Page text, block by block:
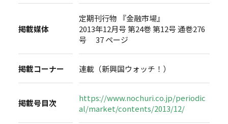
掲載媒体
定期刊行物 『金融市場』
2013年12月号 第24巻 第12号 通巻276
号 37 ページ
掲載コーナー 連載（新興国ウォッチ！）
掲載号目次
https://www.nochuri.co.jp/periodic
al/market/contents/2013/12/